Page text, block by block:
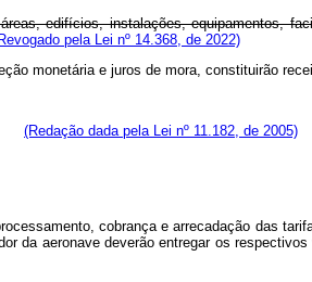
edifícios, instalações, equipamentos,
pela Lei nº 14.368, de 2022)
monetária e juros de mora, constituirão
(Redação dada pela Lei nº 11.182, de 2005)
cobrança e arrecadação das
da aeronave deverão entregar os